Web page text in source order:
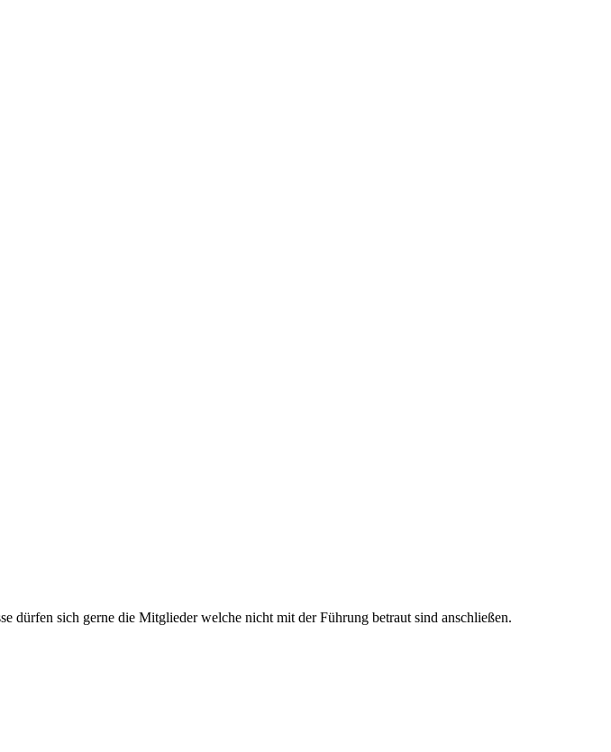
dürfen sich gerne die Mitglieder welche nicht mit der Führung betraut sind anschließen.